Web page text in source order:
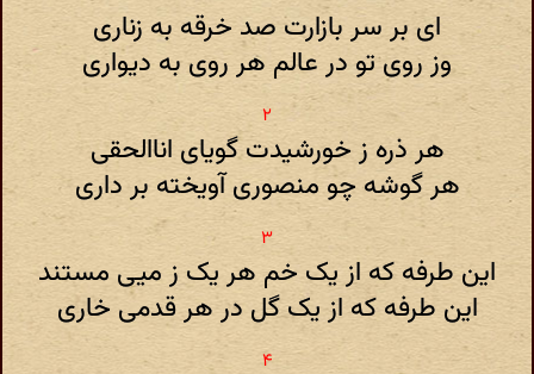
ای بر سر بازارت صد خرقه به زناری
وز روی تو در عالم هر روی به دیواری
هر ذره ز خورشیدت گویای اناالحقی
هر گوشه چو منصوری آویخته بر داری
این طرفه که از یک خم هر یک ز میی مستند
این طرفه که از یک گل در هر قدمی خاری